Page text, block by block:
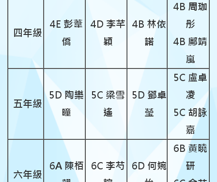
四年級
4E 彭葦
僑
4D 李芊
穎
4B 林依
諾
4B 周珈
彤
4B 鄺靖
嵐
五年級
5D 陶樂
曈
5C 梁雪
遙
5D 鄧卓
瑩
5C 盧卓
凌
5C 胡詠
嘉
六年級
6A 陳栢
6C 李芍
6D 何婉
6B 黃曉
研